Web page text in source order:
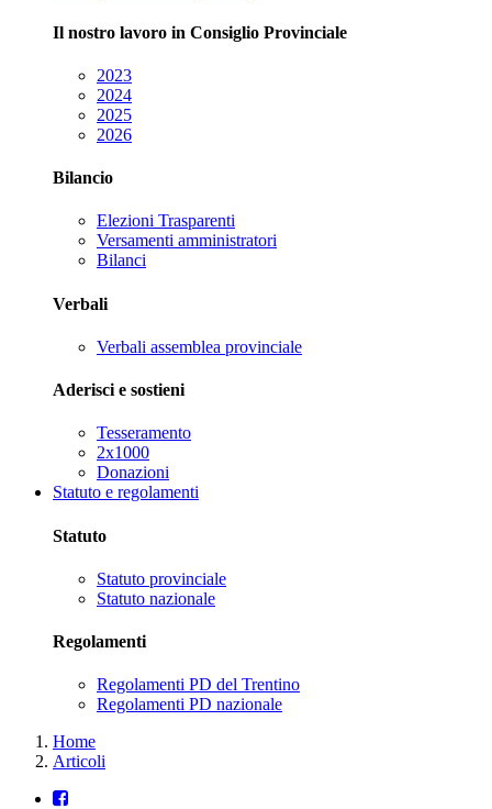
Il nostro lavoro in Consiglio Provinciale
2023
2024
2025
2026
Bilancio
Elezioni Trasparenti
Versamenti amministratori
Bilanci
Verbali
Verbali assemblea provinciale
Aderisci e sostieni
Tesseramento
2x1000
Donazioni
Statuto e regolamenti
Statuto
Statuto provinciale
Statuto nazionale
Regolamenti
Regolamenti PD del Trentino
Regolamenti PD nazionale
Home
Articoli